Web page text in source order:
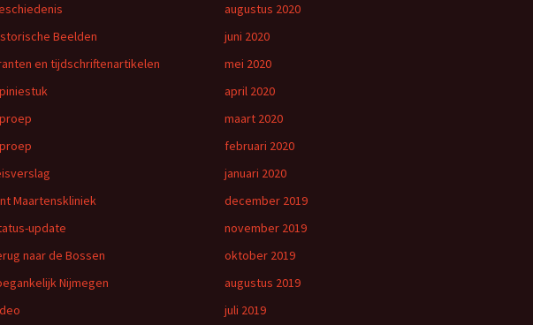
Beelden
en tijdschriftenartikelen
Maartenskliniek
update
naar de Bossen
Nijmegen
augustus 2020
juni 2020
mei 2020
april 2020
maart 2020
februari 2020
januari 2020
december 2019
november 2019
oktober 2019
augustus 2019
juli 2019